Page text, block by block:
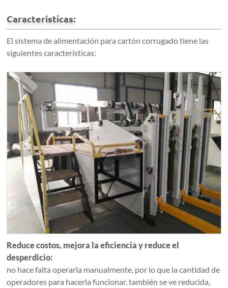
Características:
El sistema de alimentación para cartón corrugado tiene las
siguientes características:
Reduce costos, mejora la eficiencia y reduce el
desperdicio:
no hace falta operarla manualmente, por lo que la cantidad de
operadores para hacerla funcionar, también se ve reducida,